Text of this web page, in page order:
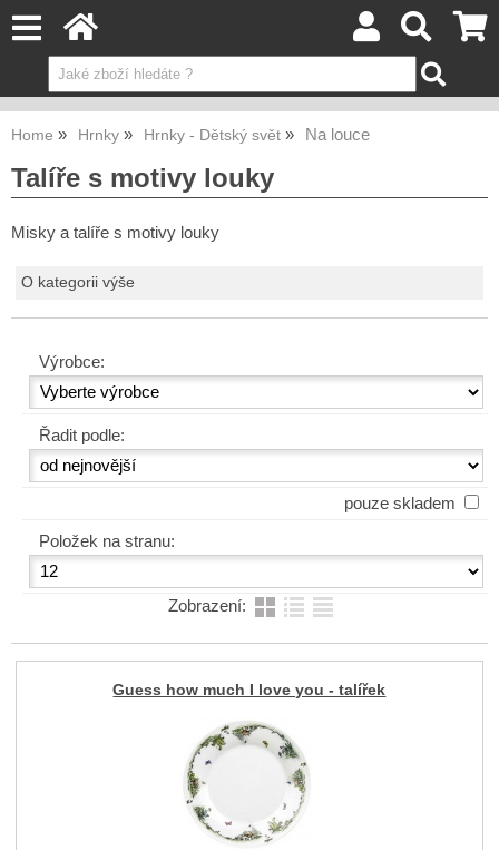
Home Hrnky Hrnky - Dětský svět Na louce
Talíře s motivy louky
Misky a talíře s motivy louky
O kategorii výše
Výrobce:
Řadit podle:
pouze skladem
Položek na stranu:
Zobrazení:
Guess how much I love you - talířek